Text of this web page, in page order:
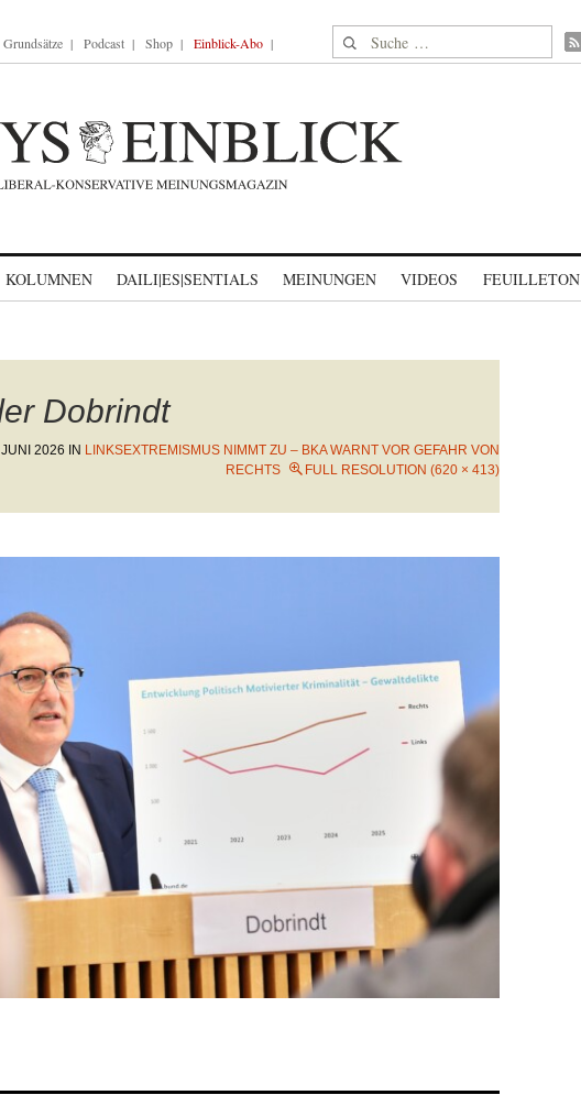
Grundsätze Podcast Shop Einblick-Abo Suche nach:
KOLUMNEN DAILI|ES|SENTIALS MEINUNGEN VIDEOS FEUILLETON
Dobrindt
JUNI 2026 IN LINKSEXTREMISMUS NIMMT ZU – BKA WARNT VOR GEFAHR VON
RECHTS
FULL RESOLUTION (620 × 413)